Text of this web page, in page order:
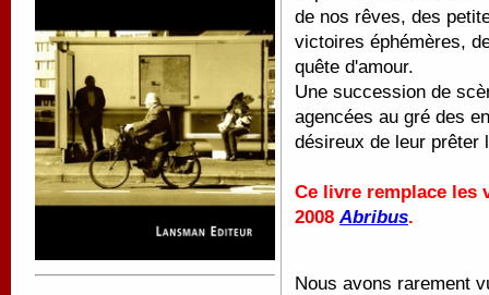
de nos rêves, des
victoires éphémères,
quête d'amour.
Une succession de
agencées au gré des
désireux de leur
Ce livre remplace les
2008Abribus.
Nous avons rarement